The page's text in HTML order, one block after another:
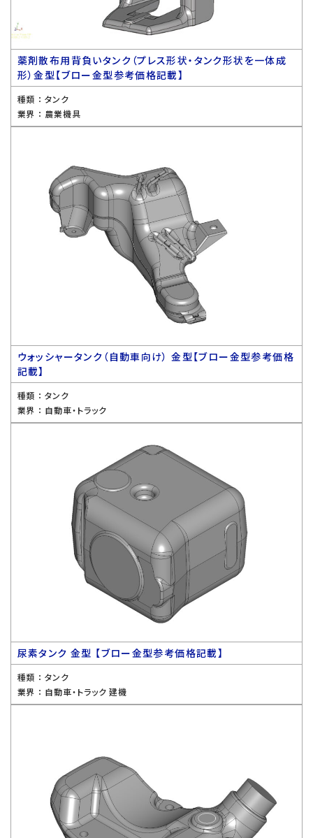
薬剤散布用背負いタンク（プレス形状・タンク形状を一体成
形）金型【ブロー金型参考価格記載】
種類 ： タンク
業界 ： 農業機具
ウォッシャータンク（自動車向け） 金型【ブロー金型参考価格
記載】
種類 ： タンク
業界 ： 自動車・トラック
尿素タンク 金型 【ブロー金型参考価格記載】
種類 ： タンク
業界 ： 自動車・トラック 建機